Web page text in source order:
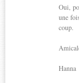
Oui,
une
coup.
Hanna